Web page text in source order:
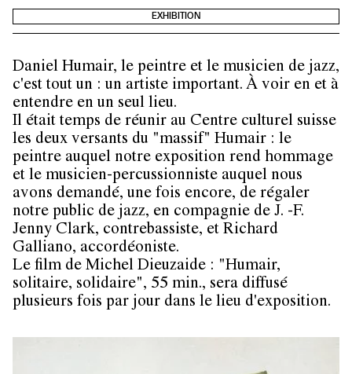
EXHIBITION
Daniel Humair, le peintre et le musicien de jazz,
c'est tout un : un artiste important. À voir en et à
entendre en un seul lieu.
Il était temps de réunir au Centre culturel suisse
les deux versants du "massif" Humair : le
peintre auquel notre exposition rend hommage
et le musicien-percussionniste auquel nous
avons demandé, une fois encore, de régaler
notre public de jazz, en compagnie de J. -F.
Jenny Clark, contrebassiste, et Richard
Galliano, accordéoniste.
Le film de Michel Dieuzaide : "Humair,
solitaire, solidaire", 55 min., sera diffusé
plusieurs fois par jour dans le lieu d'exposition.